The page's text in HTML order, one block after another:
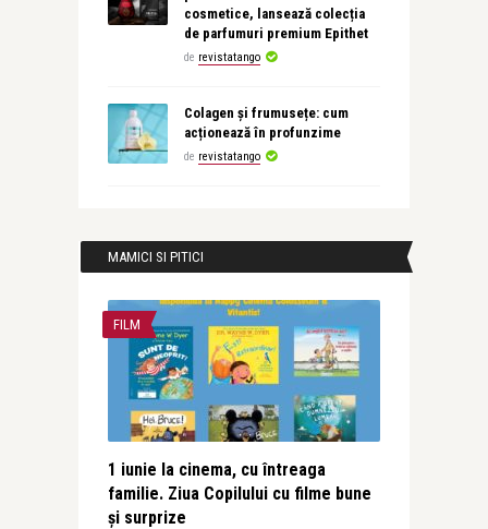
cosmetice, lansează colecția
de parfumuri premium Epithet
de revistatango
Colagen și frumusețe: cum
acționează în profunzime
de revistatango
MAMICI SI PITICI
FILM
1 iunie la cinema, cu întreaga
familie. Ziua Copilului cu filme bune
și surprize